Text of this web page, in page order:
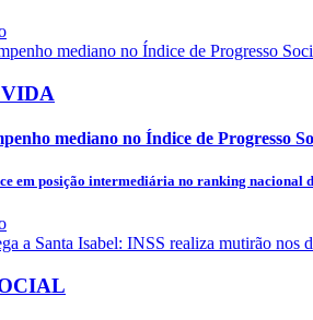
mediano no Índice de Progresso
em posição intermediária no ranking nacional